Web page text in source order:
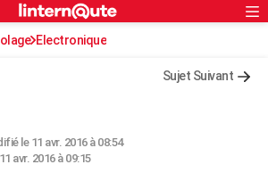
S'inscrire
Connexion
Electronique
Sujet Suivant
le 11 avr. 2016 à 08:54
11 avr. 2016 à 09:15